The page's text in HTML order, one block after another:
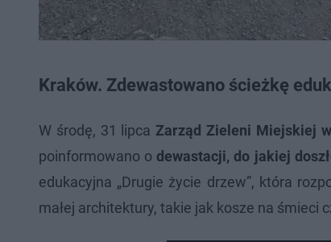
Kraków. Zdewastowano ścieżkę
W środę, 31 lipca Zarząd Zieleni Miejskiej
poinformowano o dewastacji, do jakiej
edukacyjna „Drugie życie drzew”, która
małej architektury, takie jak kosze na śmieci